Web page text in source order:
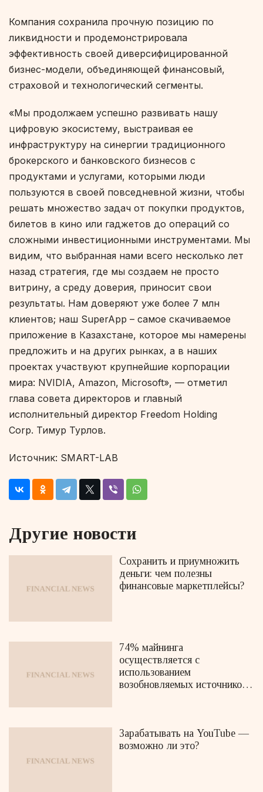
Компания сохранила прочную позицию по
ликвидности и продемонстрировала
эффективность своей диверсифицированной
бизнес-модели, объединяющей финансовый,
страховой и технологический сегменты.
«Мы продолжаем успешно развивать нашу
цифровую экосистему, выстраивая ее
инфраструктуру на синергии традиционного
брокерского и банковского бизнесов с
продуктами и услугами, которыми люди
пользуются в своей повседневной жизни, чтобы
решать множество задач от покупки продуктов,
билетов в кино или гаджетов до операций со
сложными инвестиционными инструментами. Мы
видим, что выбранная нами всего несколько лет
назад стратегия, где мы создаем не просто
витрину, а среду доверия, приносит свои
результаты. Нам доверяют уже более 7 млн
клиентов; наш SuperApp – самое скачиваемое
приложение в Казахстане, которое мы намерены
предложить и на других рынках, а в наших
проектах участвуют крупнейшие корпорации
мира: NVIDIA, Amazon, Microsoft», — отметил
глава совета директоров и главный
исполнительный директор Freedom Holding
Corp. Тимур Турлов.
Источник: SMART-LAB
Другие новости
Сохранить и приумножить
деньги: чем полезны
финансовые маркетплейсы?
74% майнинга
осуществляется с
использованием
возобновляемых источников
Зарабатывать на YouTube —
возможно ли это?